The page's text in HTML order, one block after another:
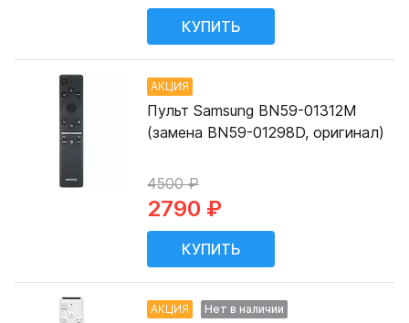
АКЦИЯ
Пульт Samsung BN59-01312M
(замена BN59-01298D, оригинал)
4500 ₽
2790 ₽
АКЦИЯ Нет в наличии